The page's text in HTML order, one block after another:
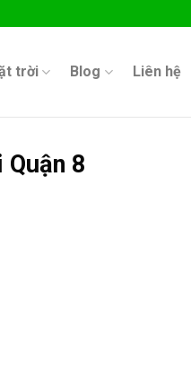
trời Blog Liên hệ
8